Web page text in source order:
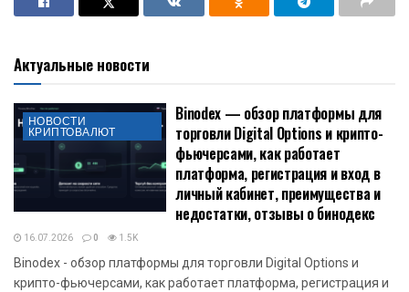
Актуальные новости
НОВОСТИ
КРИПТОВАЛЮТ
Binodex — обзор платформы для
торговли Digital Options и крипто-
фьючерсами, как работает
платформа, регистрация и вход в
личный кабинет, преимущества и
недостатки, отзывы о бинодекс
16.07.2026 0 1.5K
Binodex - обзор платформы для торговли Digital Options и
крипто-фьючерсами, как работает платформа, регистрация и